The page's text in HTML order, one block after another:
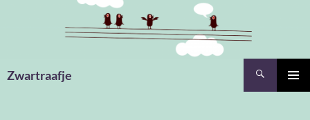
Zwartraafje